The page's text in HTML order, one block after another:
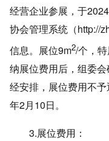
经营企业参展，于
协会管理系统（http://
信息。展位9m2/个，特
纳展位费用后，组委
经安排，展位费用不
年2月10日。
3.展位费用：